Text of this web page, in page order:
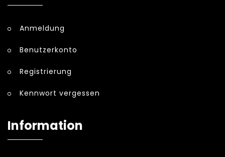
Anmeldung
Benutzerkonto
Registrierung
Kennwort vergessen
Information